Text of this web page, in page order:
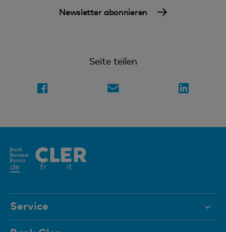
Newsletter abonnieren
Seite teilen
deAktives
fr it
Service
Hilfe & Kontakt